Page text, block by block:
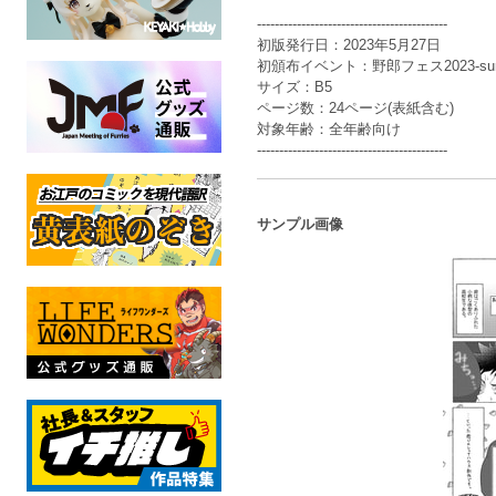
-------------------------------------------
初版発行日：2023年5月27日
初頒布イベント：野郎フェス2023-
サイズ：B5
ページ数：24ページ(表紙含む)
対象年齢：全年齢向け
-------------------------------------------
サンプル画像